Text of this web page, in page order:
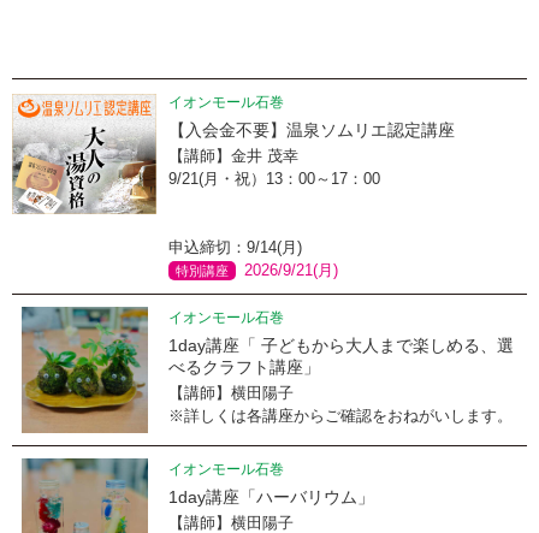
イオンモール石巻
【入会金不要】温泉ソムリエ認定講座
【講師】金井 茂幸
9/21(月・祝）13：00～17：00
申込締切：9/14(月)
特別講座 2026/9/21(月)
イオンモール石巻
1day講座「 子どもから大人まで楽しめる、選
べるクラフト講座」
【講師】横田陽子
※詳しくは各講座からご確認をおねがいします。
イオンモール石巻
1day講座「ハーバリウム」
【講師】横田陽子